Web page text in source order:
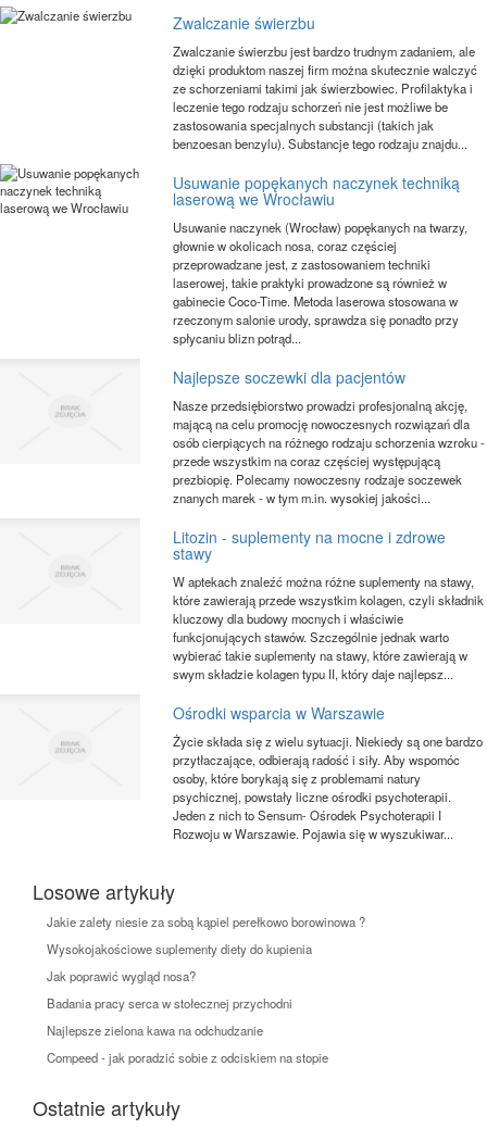
Zwalczanie świerzbu
Zwalczanie świerzbu jest bardzo trudnym zadaniem, ale
dzięki produktom naszej firm można skutecznie walczyć
ze schorzeniami takimi jak świerzbowiec. Profilaktyka i
leczenie tego rodzaju schorzeń nie jest możliwe be
zastosowania specjalnych substancji (takich jak
benzoesan benzylu). Substancje tego rodzaju znajdu...
Usuwanie popękanych naczynek techniką
laserową we Wrocławiu
Usuwanie naczynek (Wrocław) popękanych na twarzy,
głownie w okolicach nosa, coraz częściej
przeprowadzane jest, z zastosowaniem techniki
laserowej, takie praktyki prowadzone są również w
gabinecie Coco-Time. Metoda laserowa stosowana w
rzeczonym salonie urody, sprawdza się ponadto przy
spłycaniu blizn potrąd...
Najlepsze soczewki dla pacjentów
Nasze przedsiębiorstwo prowadzi profesjonalną akcję,
mającą na celu promocję nowoczesnych rozwiązań dla
osób cierpiących na różnego rodzaju schorzenia wzroku -
przede wszystkim na coraz częściej występującą
prezbiopię. Polecamy nowoczesny rodzaje soczewek
znanych marek - w tym m.in. wysokiej jakości...
Litozin - suplementy na mocne i zdrowe
stawy
W aptekach znaleźć można różne suplementy na stawy,
które zawierają przede wszystkim kolagen, czyli składnik
kluczowy dla budowy mocnych i właściwie
funkcjonujących stawów. Szczególnie jednak warto
wybierać takie suplementy na stawy, które zawierają w
swym składzie kolagen typu II, który daje najlepsz...
Ośrodki wsparcia w Warszawie
Życie składa się z wielu sytuacji. Niekiedy są one bardzo
przytłaczające, odbierają radość i siły. Aby wspomóc
osoby, które borykają się z problemami natury
psychicznej, powstały liczne ośrodki psychoterapii.
Jeden z nich to Sensum- Ośrodek Psychoterapii I
Rozwoju w Warszawie. Pojawia się w wyszukiwar...
Losowe artykuły
Jakie zalety niesie za sobą kąpiel perełkowo borowinowa ?
Wysokojakościowe suplementy diety do kupienia
Jak poprawić wygląd nosa?
Badania pracy serca w stołecznej przychodni
Najlepsze zielona kawa na odchudzanie
Compeed - jak poradzić sobie z odciskiem na stopie
Ostatnie artykuły